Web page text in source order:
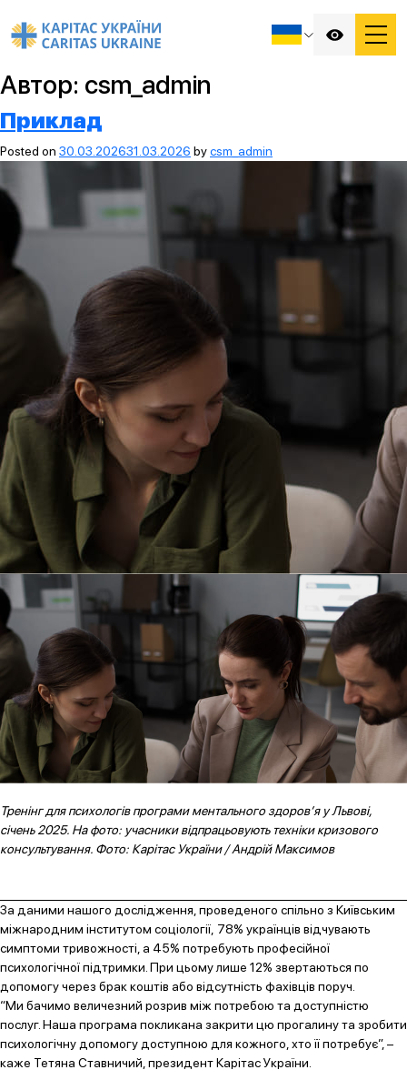
Автор: csm_admin
Приклад
Posted on 30.03.202631.03.2026 bycsm_admin
Тренінг для психологів програми ментального здоров’я у Львові,
січень 2025. На фото: учасники відпрацьовують техніки кризового
консультування. Фото: Карітас України / Андрій Максимов
За даними нашого дослідження, проведеного спільно з Київським
міжнародним інститутом соціології, 78% українців відчувають
симптоми тривожності, а 45% потребують професійної
психологічної підтримки. При цьому лише 12% звертаються по
допомогу через брак коштів або відсутність фахівців поруч.
“Ми бачимо величезний розрив між потребою та доступністю
послуг. Наша програма покликана закрити цю прогалину та зробити
психологічну допомогу доступною для кожного, хто її потребує”, –
каже Тетяна Ставничий, президент Карітас України.